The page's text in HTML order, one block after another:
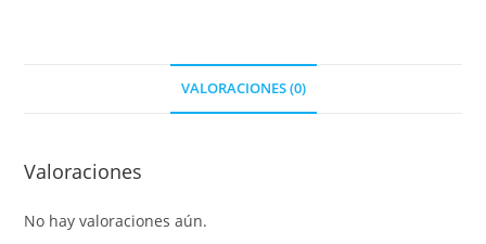
VALORACIONES (0)
Valoraciones
No hay valoraciones aún.